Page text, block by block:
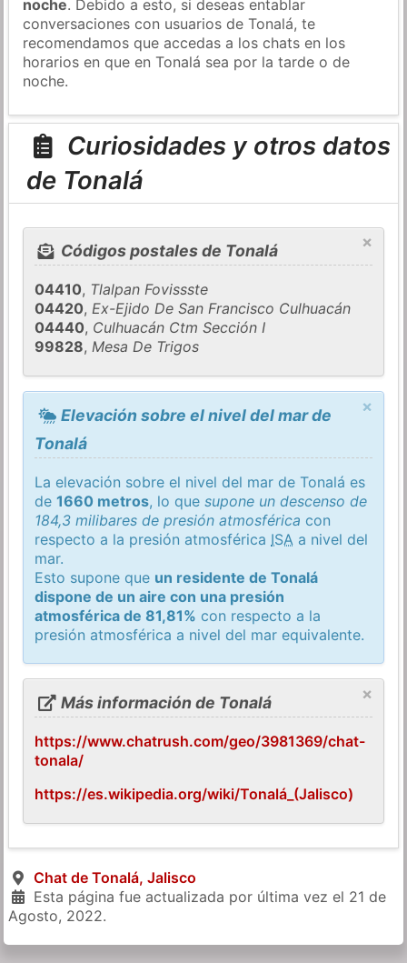
noche. Debido a esto, si deseas entablar
conversaciones con usuarios de Tonalá, te
recomendamos que accedas a los chats en los
horarios en que en Tonalá sea por la tarde o de
noche.
Curiosidades y otros datos
de Tonalá
×
Códigos postales de Tonalá
04410, Tlalpan Fovissste
04420,Ex-Ejido De San Francisco Culhuacán
04440, Culhuacán Ctm Sección I
99828,Mesa De Trigos
×
Elevación sobre el nivel del mar de
Tonalá
La elevación sobre el nivel del mar de Tonalá es
de1660 metros, lo quesupone un descenso de
184,3 milibares de presión atmosférica con
respecto a la presión atmosférica ISA a nivel del
mar.
Esto supone que un residente de Tonalá
dispone de un aire con una presión
atmosférica de 81,81% con respecto a la
presión atmosférica a nivel del mar equivalente.
×
Más información de Tonalá
https://www.chatrush.com/geo/3981369/chat-
tonala/
https://es.wikipedia.org/wiki/Tonalá_(Jalisco)
Chat de Tonalá, Jalisco
Esta página fue actualizada por última vez el 21 de
Agosto, 2022.